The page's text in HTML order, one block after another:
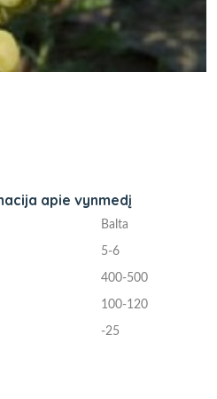
apie vynmedį
Balta
5-6
400-500
100-120
-25